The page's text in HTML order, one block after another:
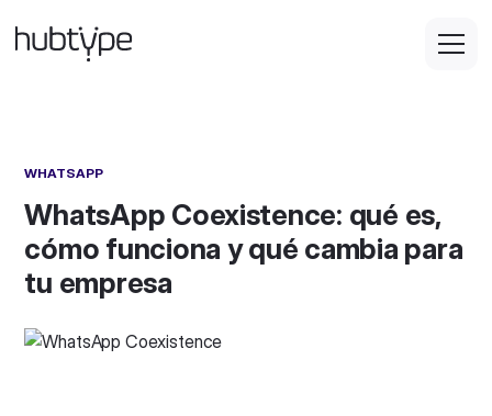
WHATSAPP
WhatsApp Coexistence: qué es,
cómo funciona y qué cambia para
tu empresa